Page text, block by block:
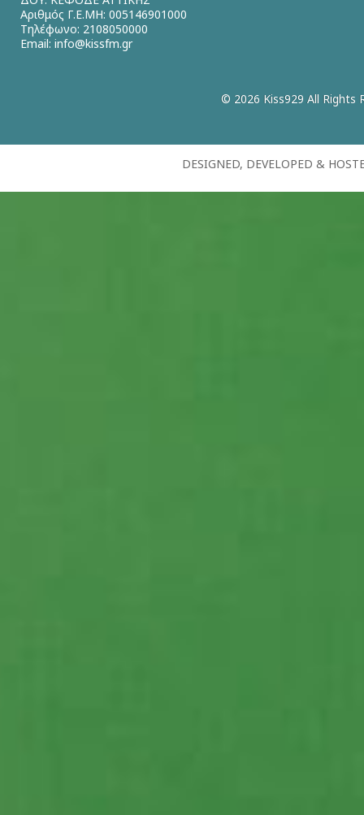
Αριθμός Γ.Ε.ΜΗ: 005146901000
Τηλέφωνο: 2108050000
Email: info@kissfm.gr
© 2026 Kiss929 All Rights
DESIGNED, DEVELOPED &